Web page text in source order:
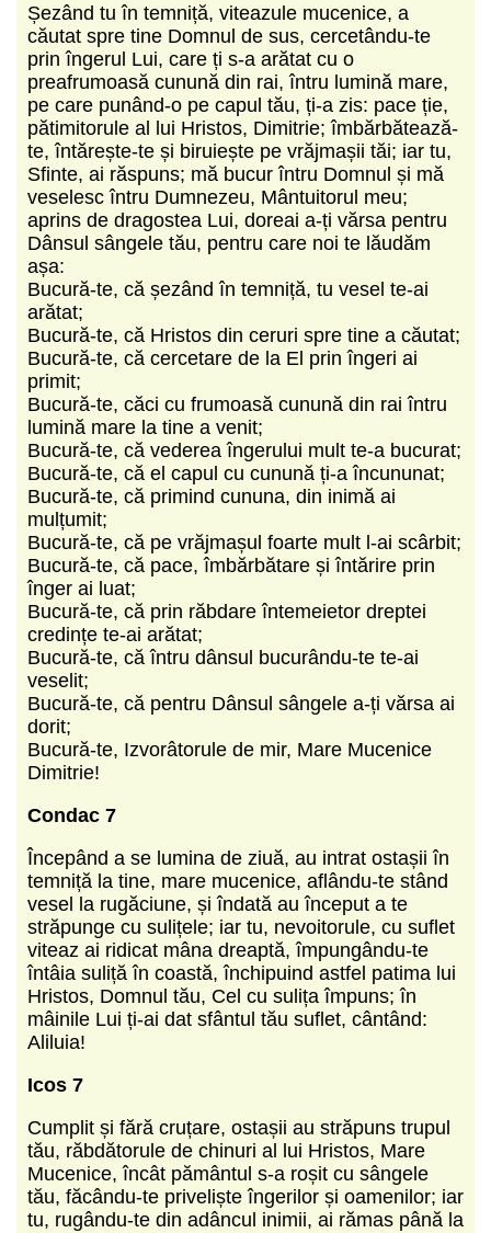
Șezând tu în temniță, viteazule mucenice, a
căutat spre tine Domnul de sus, cercetându-te
prin îngerul Lui, care ți s-a arătat cu o
preafrumoasă cunună din rai, întru lumină mare,
pe care punând-o pe capul tău, ți-a zis: pace ție,
pătimitorule al lui Hristos, Dimitrie; îmbărbătează-
te, întărește-te și biruiește pe vrăjmașii tăi; iar tu,
Sfinte, ai răspuns; mă bucur întru Domnul și mă
veselesc întru Dumnezeu, Mântuitorul meu;
aprins de dragostea Lui, doreai a-ți vărsa pentru
Dânsul sângele tău, pentru care noi te lăudăm
așa:
Bucură-te, că șezând în temniță, tu vesel te-ai
arătat;
Bucură-te, că Hristos din ceruri spre tine a căutat;
Bucură-te, că cercetare de la El prin îngeri ai
primit;
Bucură-te, căci cu frumoasă cunună din rai întru
lumină mare la tine a venit;
Bucură-te, că vederea îngerului mult te-a bucurat;
Bucură-te, că el capul cu cunună ți-a încununat;
Bucură-te, că primind cununa, din inimă ai
mulțumit;
Bucură-te, că pe vrăjmașul foarte mult l-ai scârbit;
Bucură-te, că pace, îmbărbătare și întărire prin
înger ai luat;
Bucură-te, că prin răbdare întemeietor dreptei
credințe te-ai arătat;
Bucură-te, că întru dânsul bucurându-te te-ai
veselit;
Bucură-te, că pentru Dânsul sângele a-ți vărsa ai
dorit;
Bucură-te, Izvorâtorule de mir, Mare Mucenice
Dimitrie!
Condac 7
Începând a se lumina de ziuă, au intrat ostașii în
temniță la tine, mare mucenice, aflându-te stând
vesel la rugă­ciune, și îndată au început a te
străpunge cu sulițele; iar tu, nevoitorule, cu suflet
viteaz ai ridicat mâna dreaptă, împungându-te
întâia suliță în coastă, închipuind astfel patima lui
Hristos, Domnul tău, Cel cu sulița împuns; în
mâini­le Lui ți-ai dat sfântul tău suflet, cântând:
Aliluia!
Icos 7
Cumplit și fără cruțare, ostașii au străpuns trupul
tău, răbdătorule de chinuri al lui Hristos, Mare
Mucenice, încât pământul s-a roșit cu sângele
tău, făcându-te priveliște îngerilor și oamenilor; iar
tu, rugându-te din adâncul inimii, ai rămas până la